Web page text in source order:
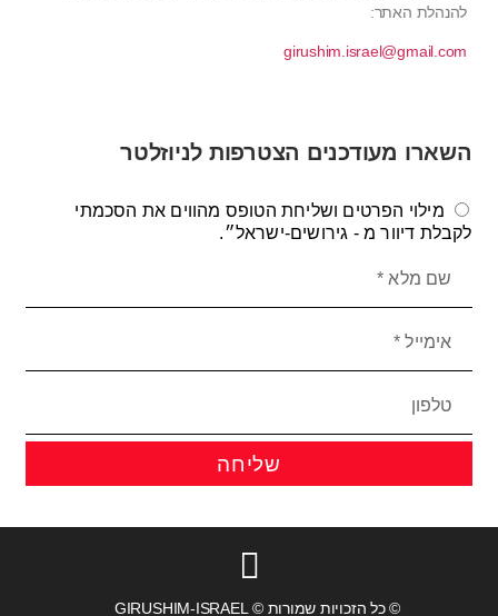
להנהלת האתר:
girushim.israel@gmail.com
השארו מעודכנים הצטרפות לניוזלטר
מילוי הפרטים ושליחת הטופס מהווים את הסכמתי
לקבלת דיוור מ - גירושים-ישראל״.
שליחה
© כל הזכויות שמורות © GIRUSHIM-ISRAEL